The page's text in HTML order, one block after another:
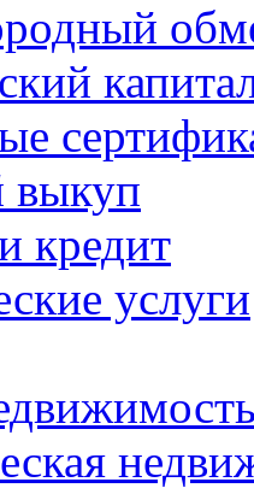
выкуп
кредит
услуги